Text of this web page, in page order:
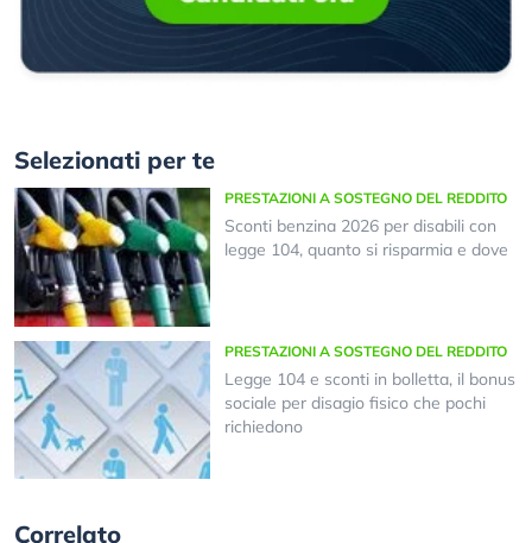
Selezionati per te
PRESTAZIONI A SOSTEGNO DEL REDDITO
Sconti benzina 2026 per disabili con
legge 104, quanto si risparmia e dove
PRESTAZIONI A SOSTEGNO DEL REDDITO
Legge 104 e sconti in bolletta, il bonus
sociale per disagio fisico che pochi
richiedono
Correlato